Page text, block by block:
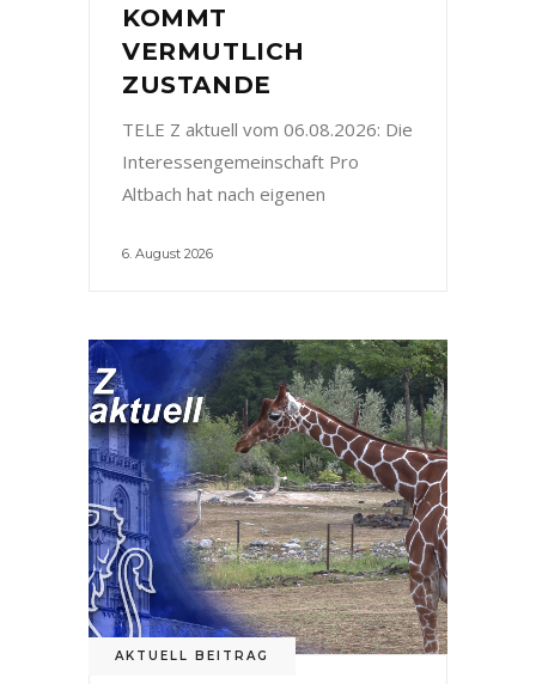
KOMMT
VERMUTLICH
ZUSTANDE
TELE Z aktuell vom 06.08.2026: Die
Interessengemeinschaft Pro
Altbach hat nach eigenen
6. August 2026
AKTUELL BEITRAG